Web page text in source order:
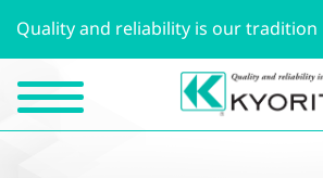
Quality and reliability is our tradition